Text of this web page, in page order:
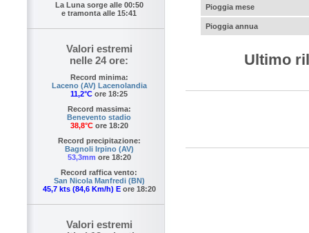
La Luna sorge alle 00:50
e tramonta alle 15:41
Valori estremi
nelle 24 ore:
Record minima:
Laceno (AV) Lacenolandia
11,2°C ore 18:25
Record massima:
Benevento stadio
38,8°Core 18:20
Record precipitazione:
Bagnoli Irpino (AV)
53,3mm ore 18:20
Record raffica vento:
San Nicola Manfredi (BN)
45,7 kts (84,6 Km/h) Eore 18:20
Valori estremi
Pioggia mese
Pioggia annua
Ultimo